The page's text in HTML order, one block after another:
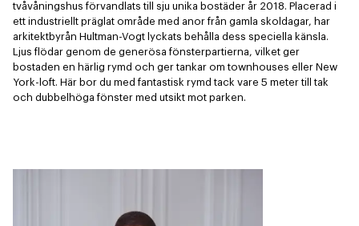
tvåvåningshus förvandlats till sju unika bostäder år 2018. Placerad i
ett industriellt präglat område med anor från gamla skoldagar, har
arkitektbyrån Hultman-Vogt lyckats behålla dess speciella känsla.
Ljus flödar genom de generösa fönsterpartierna, vilket ger
bostaden en härlig rymd och ger tankar om townhouses eller New
York-loft. Här bor du med fantastisk rymd tack vare 5 meter till tak
och dubbelhöga fönster med utsikt mot parken.